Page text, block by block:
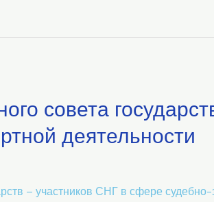
совета
деятельности​
– участников СНГ в сфере судебно-